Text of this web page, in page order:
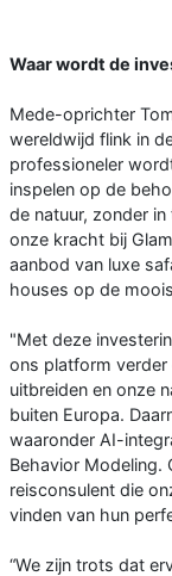
Waar wordt de
Mede-oprichter
wereldwijd flink in
professioneler
inspelen op de
de natuur, zonder
onze kracht bij
aanbod van luxe
houses op de
"Met deze
ons platform verder
uitbreiden en onze
buiten Europa.
waaronder AI-
Behavior Modeling.
reisconsulent die
vinden van hun
“We zijn trots dat